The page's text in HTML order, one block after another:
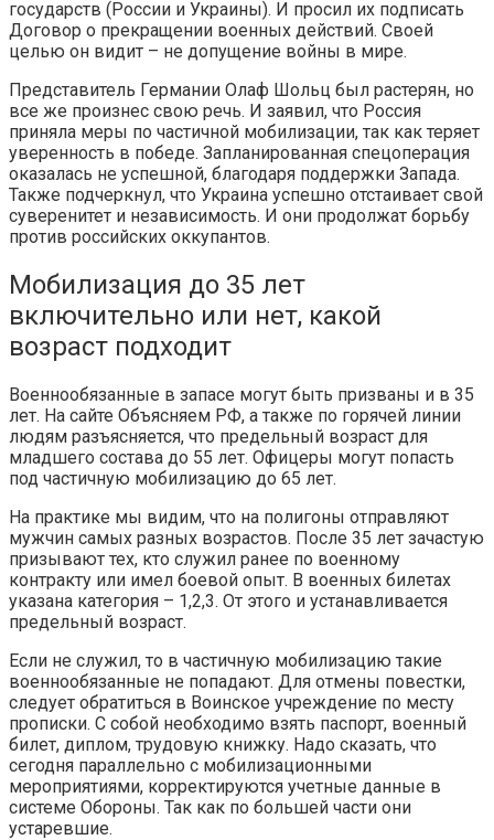
государств (России и Украины). И просил их подписать
Договор о прекращении военных действий. Своей
целью он видит – не допущение войны в мире.
Представитель Германии Олаф Шольц был растерян, но
все же произнес свою речь. И заявил, что Россия
приняла меры по частичной мобилизации, так как теряет
уверенность в победе. Запланированная спецоперация
оказалась не успешной, благодаря поддержки Запада.
Также подчеркнул, что Украина успешно отстаивает свой
суверенитет и независимость. И они продолжат борьбу
против российских оккупантов.
Мобилизация до 35 лет
включительно или нет, какой
возраст подходит
Военнообязанные в запасе могут быть призваны и в 35
лет. На сайте Объясняем РФ, а также по горячей линии
людям разъясняется, что предельный возраст для
младшего состава до 55 лет. Офицеры могут попасть
под частичную мобилизацию до 65 лет.
На практике мы видим, что на полигоны отправляют
мужчин самых разных возрастов. После 35 лет зачастую
призывают тех, кто служил ранее по военному
контракту или имел боевой опыт. В военных билетах
указана категория – 1,2,3. От этого и устанавливается
предельный возраст.
Если не служил, то в частичную мобилизацию такие
военнообязанные не попадают. Для отмены повестки,
следует обратиться в Воинское учреждение по месту
прописки. С собой необходимо взять паспорт, военный
билет, диплом, трудовую книжку. Надо сказать, что
сегодня параллельно с мобилизационными
мероприятиями, корректируются учетные данные в
системе Обороны. Так как по большей части они
устаревшие.